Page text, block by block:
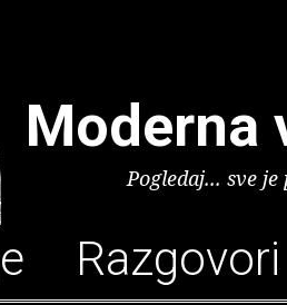
Moderna
Pogledaj... sve
Razgovori